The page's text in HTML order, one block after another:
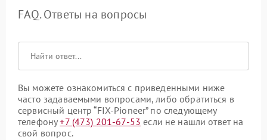
FAQ. Ответы на вопросы
Вы можете ознакомиться с приведенными ниже
часто задаваемыми вопросами, либо обратиться в
сервисный центр “FIX-Pioneer” по следующему
телефону+7 (473) 201-67-53 если не нашли ответ на
свой вопрос.